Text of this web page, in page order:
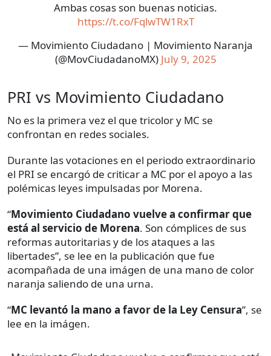
Ambas cosas son buenas noticias.
https://t.co/FqlwTW1RxT
— Movimiento Ciudadano | Movimiento Naranja
(@MovCiudadanoMX) July 9, 2025
PRI vs Movimiento Ciudadano
No es la primera vez el que tricolor y MC se
confrontan en redes sociales.
Durante las votaciones en el periodo extraordinario
el PRI se encargó de criticar a MC por el apoyo a las
polémicas leyes impulsadas por Morena.
“Movimiento Ciudadano vuelve a confirmar que
está al servicio de Morena. Son cómplices de sus
reformas autoritarias y de los ataques a las
libertades”, se lee en la publicación que fue
acompañada de una imágen de una mano de color
naranja saliendo de una urna.
“MC levantó la mano a favor de la Ley Censura”, se
lee en la imágen.